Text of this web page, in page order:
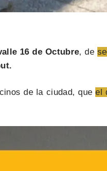
16 de Octubre, de
de la ciudad, queel